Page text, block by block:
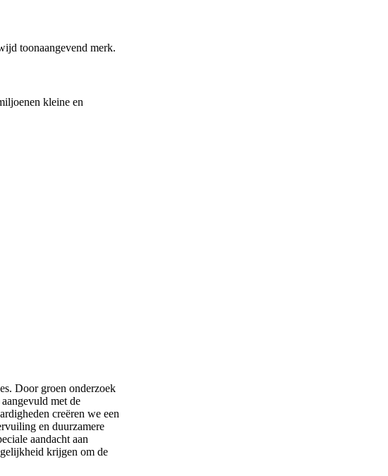
toonaangevend merk.
kleine en
Door groen onderzoek
met de
creëren we een
en duurzamere
aandacht aan
krijgen om de